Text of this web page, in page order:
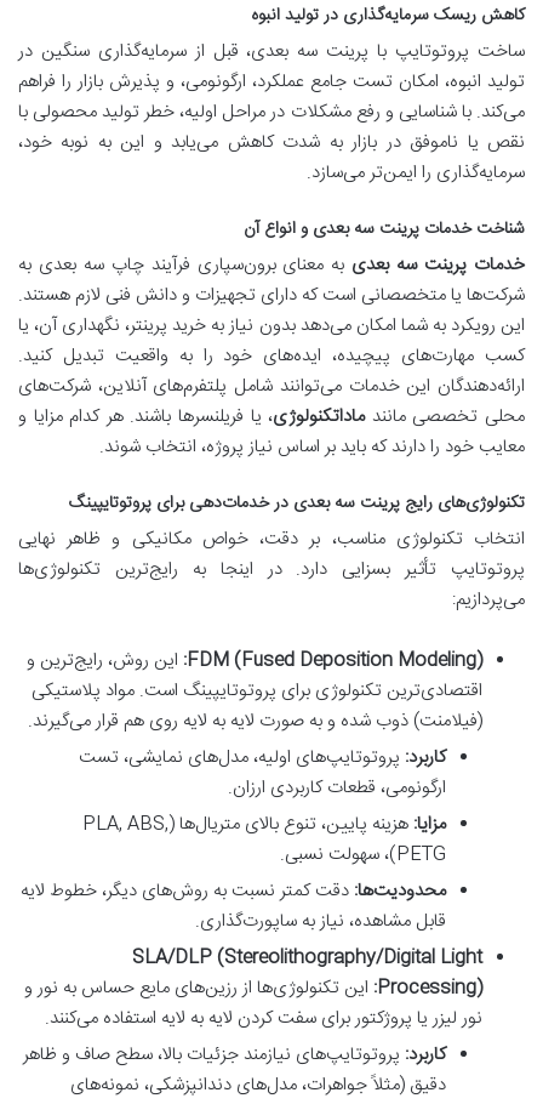
کاهش ریسک سرمایه‌گذاری در تولید انبوه
ساخت پروتوتایپ با پرینت سه بعدی، قبل از سرمایه‌گذاری سنگین در
تولید انبوه، امکان تست جامع عملکرد، ارگونومی، و پذیرش بازار را فراهم
می‌کند. با شناسایی و رفع مشکلات در مراحل اولیه، خطر تولید محصولی با
نقص یا ناموفق در بازار به شدت کاهش می‌یابد و این به نوبه خود،
سرمایه‌گذاری را ایمن‌تر می‌سازد.
شناخت خدمات پرینت سه بعدی و انواع آن
خدمات پرینت سه بعدی به معنای برون‌سپاری فرآیند چاپ سه بعدی به
شرکت‌ها یا متخصصانی است که دارای تجهیزات و دانش فنی لازم هستند.
این رویکرد به شما امکان می‌دهد بدون نیاز به خرید پرینتر، نگهداری آن، یا
کسب مهارت‌های پیچیده، ایده‌های خود را به واقعیت تبدیل کنید.
ارائه‌دهندگان این خدمات می‌توانند شامل پلتفرم‌های آنلاین، شرکت‌های
محلی تخصصی مانند ماداتکنولوژی، یا فریلنسرها باشند. هر کدام مزایا و
معایب خود را دارند که باید بر اساس نیاز پروژه، انتخاب شوند.
تکنولوژی‌های رایج پرینت سه بعدی در خدمات‌دهی برای پروتوتایپینگ
انتخاب تکنولوژی مناسب، بر دقت، خواص مکانیکی و ظاهر نهایی
پروتوتایپ تأثیر بسزایی دارد. در اینجا به رایج‌ترین تکنولوژی‌ها
می‌پردازیم:
FDM (Fused Deposition Modeling): این روش، رایج‌ترین و
اقتصادی‌ترین تکنولوژی برای پروتوتایپینگ است. مواد پلاستیکی
(فیلامنت) ذوب شده و به صورت لایه به لایه روی هم قرار می‌گیرند.
کاربرد: پروتوتایپ‌های اولیه، مدل‌های نمایشی، تست
ارگونومی، قطعات کاربردی ارزان.
مزایا:
هزینه پایین، تنوع بالای متریال‌ها (PLA, ABS,
PETG)، سهولت نسبی.
محدودیت‌ها: دقت کمتر نسبت به روش‌های دیگر، خطوط لایه
قابل مشاهده، نیاز به ساپورت‌گذاری.
SLA/DLP (Stereolithography/Digital Light
Processing): این تکنولوژی‌ها از رزین‌های مایع حساس به نور و
نور لیزر یا پروژکتور برای سفت کردن لایه به لایه استفاده می‌کنند.
کاربرد: پروتوتایپ‌های نیازمند جزئیات بالا، سطح صاف و ظاهر
دقیق (مثلاً جواهرات، مدل‌های دندانپزشکی، نمونه‌های